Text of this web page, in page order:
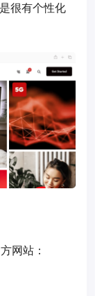
很有个性化
网站：